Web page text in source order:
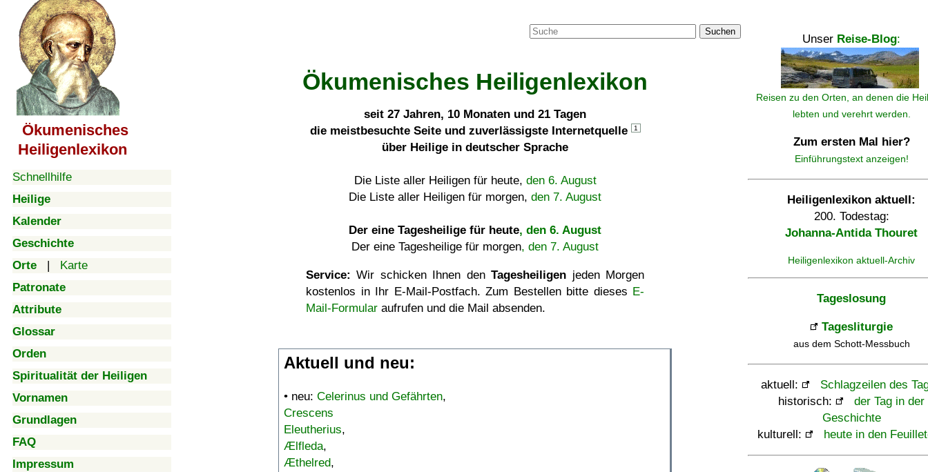
Ökumenisches
Heiligenlexikon
Schnellhilfe
Heilige
Kalender
Geschichte
Orte | Karte
Patronate
Attribute
Glossar
Orden
Spiritualität der Heiligen
Vornamen
Grundlagen
FAQ
Impressum
Suchen
Ökumenisches Heiligenlexikon
seit 27 Jahren, 10 Monaten und 21 Tagen
die meistbesuchte Seite und zuverlässigste Internetquelle
1
über Heilige in deutscher Sprache
Die Liste aller Heiligen für heute, den 6. August
Die Liste aller Heiligen für morgen, den 7. August
Der eine Tagesheilige für heute, den 6. August
Der eine Tagesheilige für morgen, den 7. August
Service: Wir schicken Ihnen denTagesheiligen jeden Morgen
kostenlos in Ihr E-Mail-Postfach. Zum Bestellen bitte dieses E-
Mail-Formular aufrufen und die Mail absenden.
Aktuell und neu:
• neu: Celerinus und Gefährten,
Crescens
Eleutherius,
Ælfleda,
Æthelred,
Unser Reise-Blog:
Reisen zu den Orten, an denen die
lebten und verehrt werden.
Zum ersten Mal hier?
Einführungstext anzeigen!
Heiligenlexikon aktuell:
200. Todestag:
Johanna-Antida Thouret
Heiligenlexikon aktuell-Archiv
Tageslosung
Tagesliturgie
aus dem Schott-Messbuch
aktuell:
Schlagzeilen des
historisch:
der Tag in der
Geschichte
kulturell:
heute in den